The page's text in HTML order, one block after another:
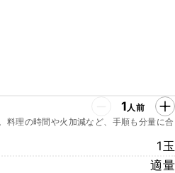
1人前
料理の時間や火加減など、手順も分量に合
1玉
適量